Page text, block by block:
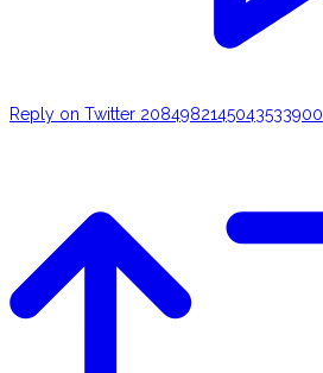
Reply on Twitter 2084982145043533900